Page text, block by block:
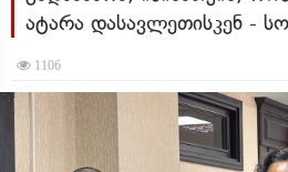
ატარა დასავლეთისკენ -
1106